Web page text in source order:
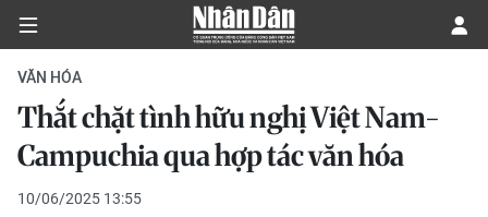
CHÍNH TRỊ
KINH TẾ
VĂN HÓA
Thắt chặt tình hữu nghị Việt Nam-
Campuchia qua hợp tác văn hóa
10/06/2025 13:55